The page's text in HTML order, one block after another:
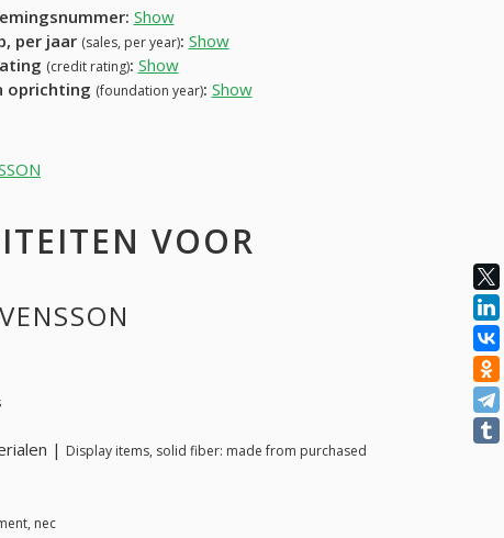
Show
per jaar (sales, per year): Show
(credit rating): Show
oprichting (foundation year): Show
VOOR
| Display items, solid fiber: made from purchased
nec